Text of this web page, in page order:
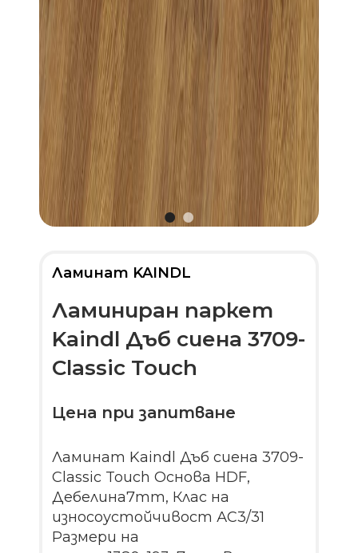
Ламинат KAINDL
Ламиниран паркет
Kaindl Дъб сиена 3709-
Classic Touch
Цена при запитване
Ламинат Kaindl Дъб сиена 3709-
Classic Touch Основа HDF,
Дебелина7mm, Клас на
износоустойчивост АС3/31
Размери на